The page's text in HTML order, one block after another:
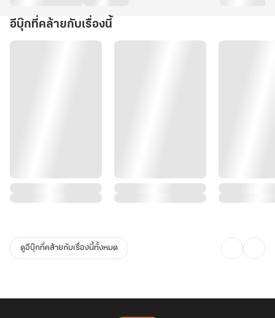
อีบุ๊กที่คล้ายกับเรื่องนี้
ดูอีบุ๊กที่คล้ายกับเรื่องนี้ทั้งหมด